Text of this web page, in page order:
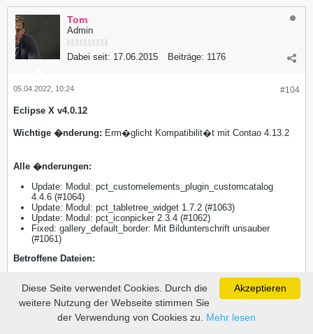
Tom
Admin
Dabei seit: 17.06.2015 Beiträge: 1176
#104
05.04.2022, 10:24
Eclipse X v4.0.12
Wichtige �nderung: Erm�glicht Kompatibilit�t mit Contao 4.13.2
Alle �nderungen:
Update: Modul: pct_customelements_plugin_customcatalog
4.4.6 (#1064)
Update: Modul: pct_tabletree_widget 1.7.2 (#1063)
Update: Modul: pct_iconpicker 2.3.4 (#1062)
Fixed: gallery_default_border: Mit Bildunterschrift unsauber
(#1061)
​Betroffene Dateien:
upload/system/modules/pct_customelements_plugin_customca
talog/
upload/system/modules/pct_tabletree_widget/
upload/system/modules/pct_iconpicker/
Akzeptieren
Diese Seite verwendet Cookies. Durch die
weitere Nutzung der Webseite stimmen Sie
der Verwendung von Cookies zu. Mehr lesen